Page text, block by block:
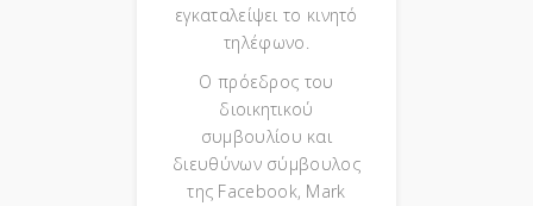
εγκαταλείψει το κινητό
τηλέφωνο.
Ο πρόεδρος του
διοικητικού
συμβουλίου και
διευθύνων σύμβουλος
της Facebook, Mark